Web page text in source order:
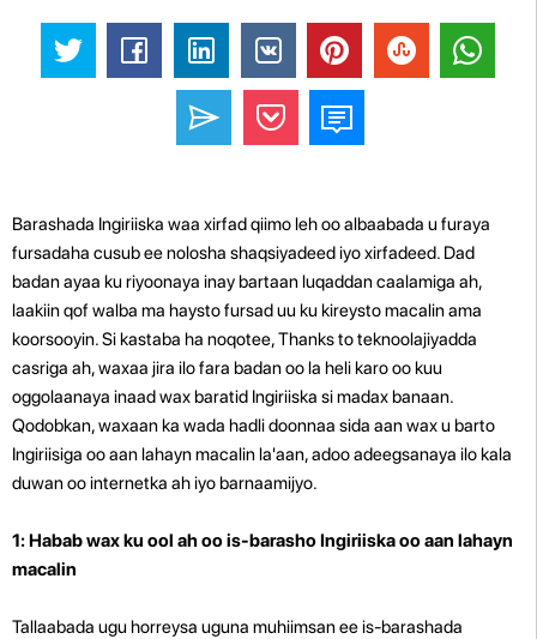
Barashada Ingiriiska waa xirfad qiimo leh oo albaabada u furaya
fursadaha cusub ee nolosha shaqsiyadeed iyo xirfadeed. Dad
badan ayaa ku riyoonaya inay bartaan luqaddan caalamiga ah,
laakiin qof walba ma haysto fursad uu ku kireysto macalin ama
koorsooyin. Si kastaba ha noqotee, Thanks to teknoolajiyadda
casriga ah, waxaa jira ilo fara badan oo la heli karo oo kuu
oggolaanaya inaad wax baratid Ingiriiska si madax banaan.
Qodobkan, waxaan ka wada hadli doonnaa sida aan wax u barto
Ingiriisiga oo aan lahayn macalin la'aan, adoo adeegsanaya ilo kala
duwan oo internetka ah iyo barnaamijyo.
1: Habab wax ku ool ah oo is-barasho Ingiriiska oo aan lahayn
macalin
Tallaabada ugu horreysa uguna muhiimsan ee is-barashada